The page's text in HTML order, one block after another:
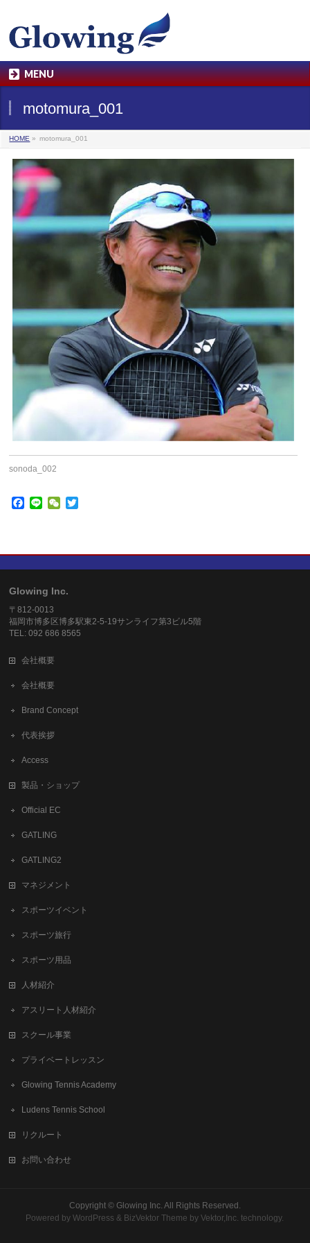
MENU
motomura_001
HOME » motomura_001
sonoda_002
Facebook
Line WeChat
Glowing Inc.
〒812-0013
福岡市博多区博多駅東2-5-19サンライフ第3ビル5階
TEL: 092 686 8565
会社概要
会社概要
Brand Concept
代表挨拶
Access
製品・ショップ
Official EC
GATLING
GATLING2
マネジメント
スポーツイベント
スポーツ旅行
スポーツ用品
人材紹介
アスリート人材紹介
スクール事業
プライベートレッスン
Glowing Tennis Academy
Ludens Tennis School
リクルート
お問い合わせ
Copyright © Glowing Inc. All Rights Reserved.
Powered byWordPress & BizVektor Theme byVektor,Inc. technology.